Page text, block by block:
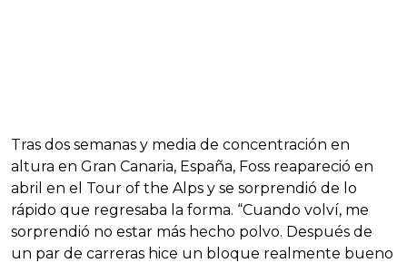
Tras dos semanas y media de concentración en
altura en Gran Canaria, España, Foss reapareció en
abril en el Tour of the Alps y se sorprendió de lo
rápido que regresaba la forma. “Cuando volví, me
sorprendió no estar más hecho polvo. Después de
un par de carreras hice un bloque realmente bueno